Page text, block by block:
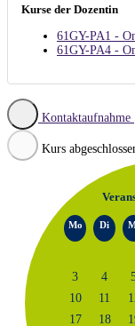
Kurse der Dozentin
61GY-PA1 -
61GY-PA4 -
Kontaktaufnahme
Kurs
Mo Di
3
4
10
11
17
18